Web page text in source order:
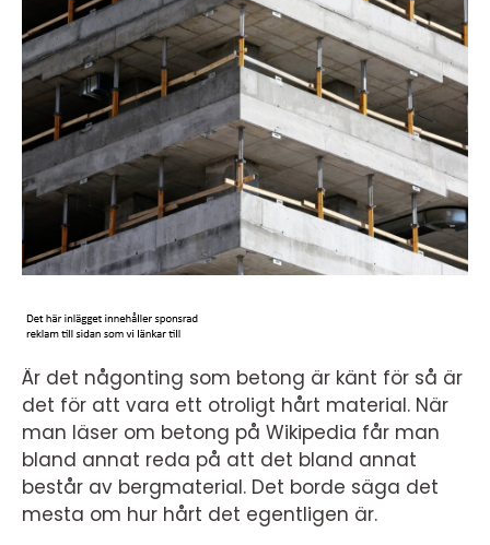
Är det någonting som betong är känt för så är
det för att vara ett otroligt hårt material. När
man läser om betong på Wikipedia får man
bland annat reda på att det bland annat
består av bergmaterial. Det borde säga det
mesta om hur hårt det egentligen är.